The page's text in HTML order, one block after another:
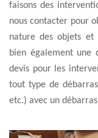
faisons des
nous contacter pour
nature des objets et
bien également une
devis pour les
tout type de
etc.) avec un